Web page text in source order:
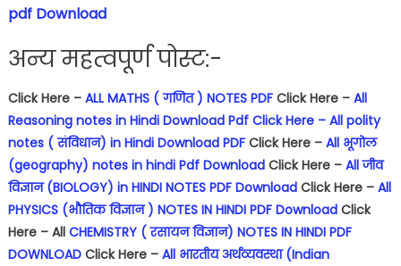
pdf Download
अन्य महत्वपूर्ण पोस्ट:-
Click Here – ALL MATHS ( गणित ) NOTES PDF Click Here – All
Reasoning notes in Hindi Download Pdf Click Here – All polity
notes ( संविधान) in Hindi Download PDF Click Here – All भूगोल
(geography) notes in hindi Pdf Download Click Here – All जीव
विज्ञान (BIOLOGY) in HINDI NOTES PDF Download Click Here – All
PHYSICS (भौतिक विज्ञान ) NOTES IN HINDI PDF Download Click
Here – All CHEMISTRY ( रसायन विज्ञान) NOTES IN HINDI PDF
DOWNLOAD Click Here – All भारतीय अर्थव्यवस्था (Indian